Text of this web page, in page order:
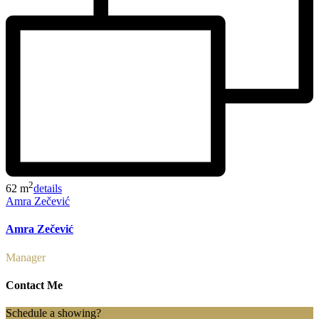
62 m2details
Amra Zečević
Amra Zečević
Manager
Contact Me
Schedule a showing?